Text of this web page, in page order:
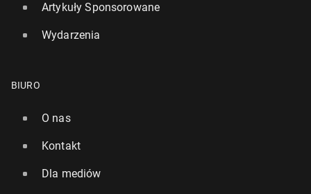
Artykuły Sponsorowane
Wydarzenia
BIURO
O nas
Kontakt
Dla mediów